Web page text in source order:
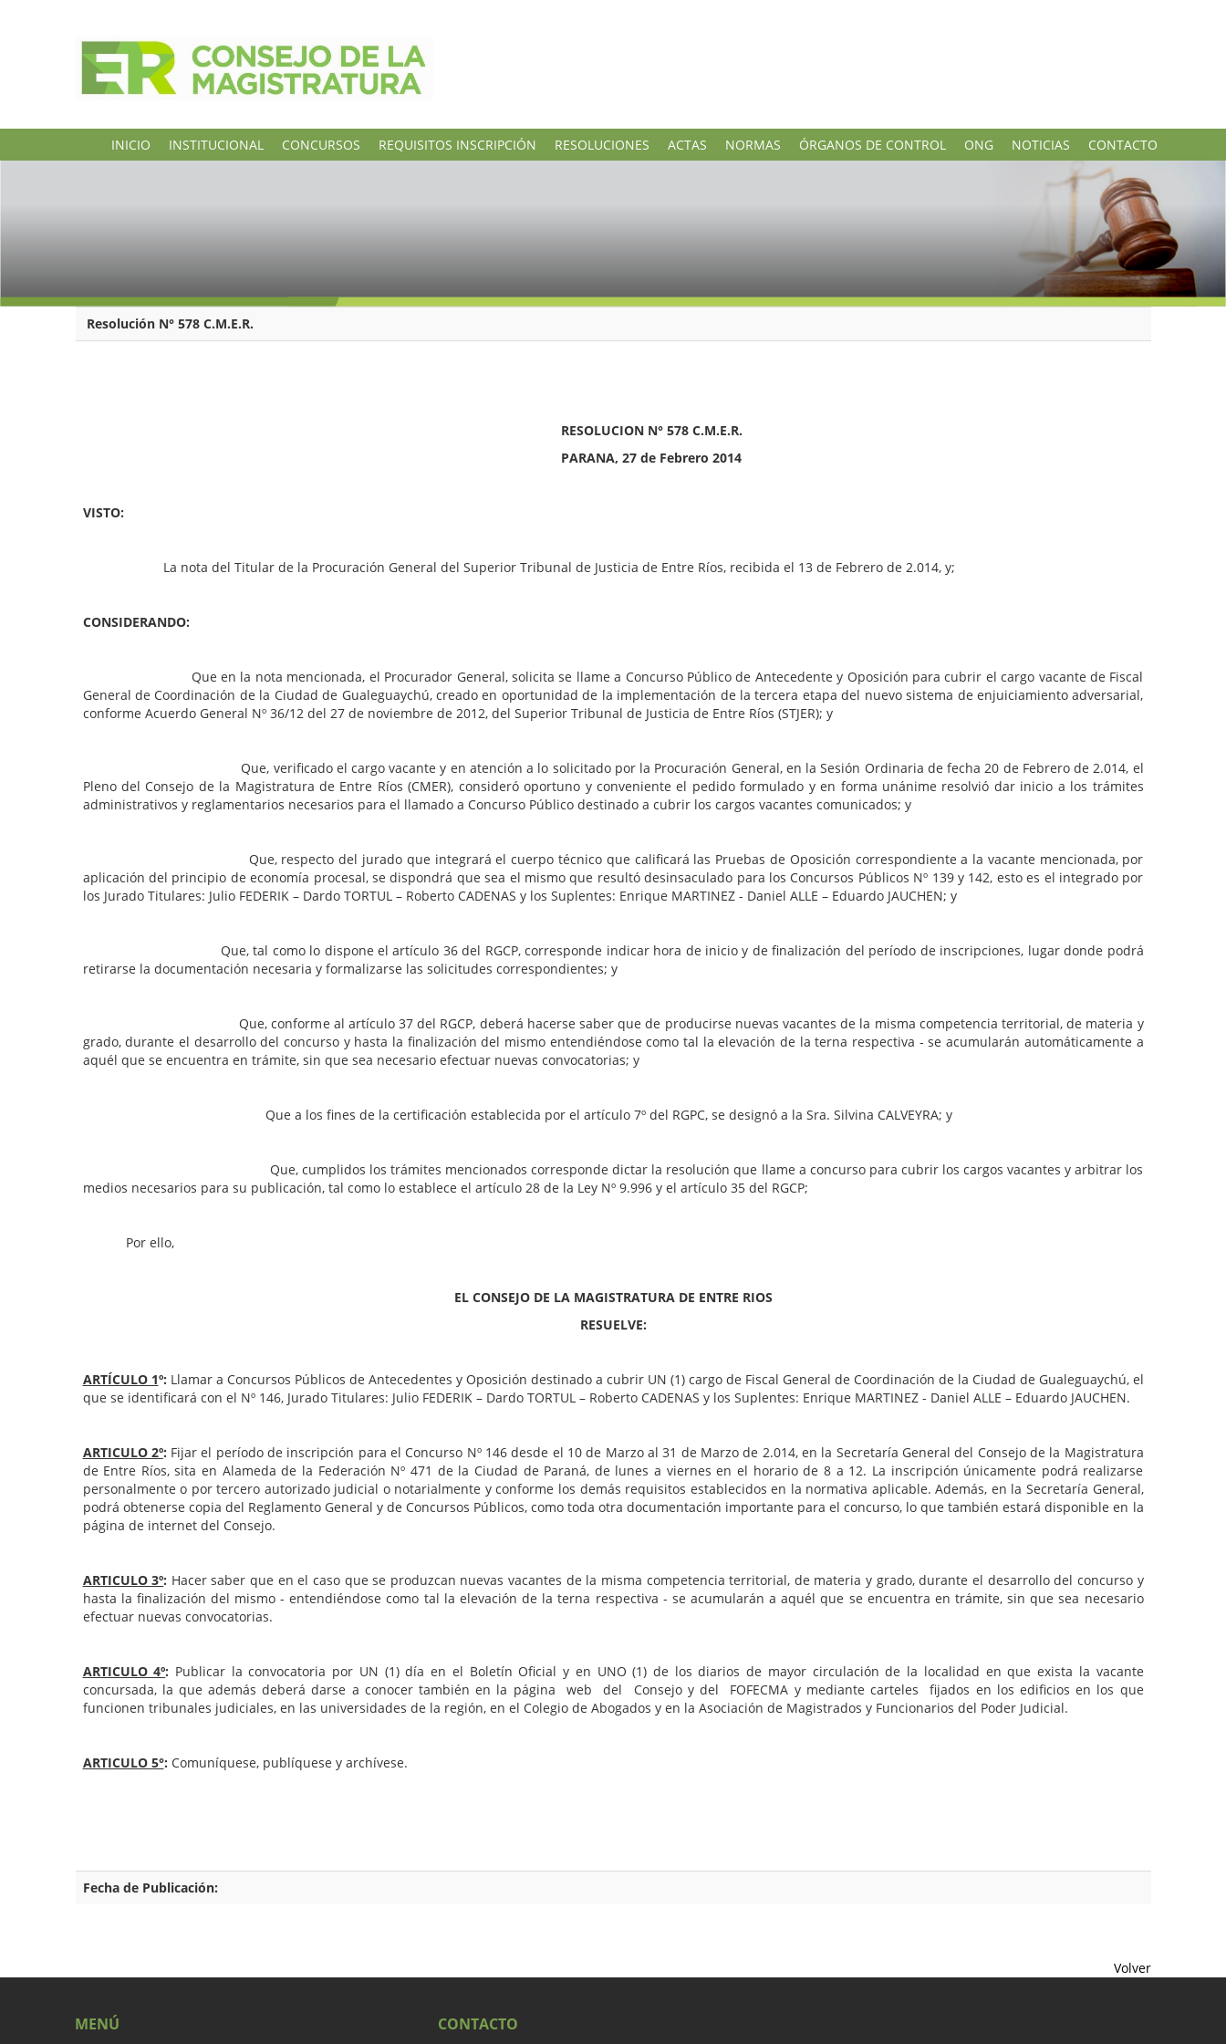
INICIO INSTITUCIONAL CONCURSOS REQUISITOS INSCRIPCIÓN RESOLUCIONES ACTAS NORMAS ÓRGANOS DE CONTROL ONG NOTICIAS CONTACTO
Resolución N° 578 C.M.E.R.
RESOLUCION N° 578 C.M.E.R.
PARANA, 27 de Febrero 2014
VISTO:
La nota del Titular de la Procuración General del Superior Tribunal de Justicia de Entre Ríos, recibida el 13 de Febrero de 2.014, y;
CONSIDERANDO:
Que en la nota mencionada, el Procurador General, solicita se llame a Concurso Público de Antecedente y Oposición para cubrir el cargo vacante de Fiscal
General de Coordinación de la Ciudad de Gualeguaychú, creado en oportunidad de la implementación de la tercera etapa del nuevo sistema de enjuiciamiento adversarial,
conforme Acuerdo General Nº 36/12 del 27 de noviembre de 2012, del Superior Tribunal de Justicia de Entre Ríos (STJER); y
Que, verificado el cargo vacante y en atención a lo solicitado por la Procuración General, en la Sesión Ordinaria de fecha 20 de Febrero de 2.014, el
Pleno del Consejo de la Magistratura de Entre Ríos (CMER), consideró oportuno y conveniente el pedido formulado y en forma unánime resolvió dar inicio a los trámites
administrativos y reglamentarios necesarios para el llamado a Concurso Público destinado a cubrir los cargos vacantes comunicados; y
Que, respecto del jurado que integrará el cuerpo técnico que calificará las Pruebas de Oposición correspondiente a la vacante mencionada, por
aplicación del principio de economía procesal, se dispondrá que sea el mismo que resultó desinsaculado para los Concursos Públicos Nº 139 y 142, esto es el integrado por
los Jurado Titulares: Julio FEDERIK – Dardo TORTUL – Roberto CADENAS y los Suplentes: Enrique MARTINEZ - Daniel ALLE – Eduardo JAUCHEN; y
Que, tal como lo dispone el artículo 36 del RGCP, corresponde indicar hora de inicio y de finalización del período de inscripciones, lugar donde podrá
retirarse la documentación necesaria y formalizarse las solicitudes correspondientes; y
Que, conforme al artículo 37 del RGCP, deberá hacerse saber que de producirse nuevas vacantes de la misma competencia territorial, de materia y
grado, durante el desarrollo del concurso y hasta la finalización del mismo entendiéndose como tal la elevación de la terna respectiva - se acumularán automáticamente a
aquél que se encuentra en trámite, sin que sea necesario efectuar nuevas convocatorias; y
Que a los fines de la certificación establecida por el artículo 7º del RGPC, se designó a la Sra. Silvina CALVEYRA; y
Que, cumplidos los trámites mencionados corresponde dictar la resolución que llame a concurso para cubrir los cargos vacantes y arbitrar los
medios necesarios para su publicación, tal como lo establece el artículo 28 de la Ley Nº 9.996 y el artículo 35 del RGCP;
Por ello,
EL CONSEJO DE LA MAGISTRATURA DE ENTRE RIOS
RESUELVE:
ARTÍCULO 1º: Llamar a Concursos Públicos de Antecedentes y Oposición destinado a cubrir UN (1) cargo de Fiscal General de Coordinación de la Ciudad de Gualeguaychú, el
que se identificará con el Nº 146, Jurado Titulares: Julio FEDERIK – Dardo TORTUL – Roberto CADENAS y los Suplentes: Enrique MARTINEZ - Daniel ALLE – Eduardo JAUCHEN.
ARTICULO 2º: Fijar el período de inscripción para el Concurso Nº 146 desde el 10 de Marzo al 31 de Marzo de 2.014, en la Secretaría General del Consejo de la Magistratura
de Entre Ríos, sita en Alameda de la Federación Nº 471 de la Ciudad de Paraná, de lunes a viernes en el horario de 8 a 12. La inscripción únicamente podrá realizarse
personalmente o por tercero autorizado judicial o notarialmente y conforme los demás requisitos establecidos en la normativa aplicable. Además, en la Secretaría General,
podrá obtenerse copia del Reglamento General y de Concursos Públicos, como toda otra documentación importante para el concurso, lo que también estará disponible en la
página de internet del Consejo.
ARTICULO 3º: Hacer saber que en el caso que se produzcan nuevas vacantes de la misma competencia territorial, de materia y grado, durante el desarrollo del concurso y
hasta la finalización del mismo - entendiéndose como tal la elevación de la terna respectiva - se acumularán a aquél que se encuentra en trámite, sin que sea necesario
efectuar nuevas convocatorias.
ARTICULO 4º: Publicar la convocatoria por UN (1) día en el Boletín Oficial y en UNO (1) de los diarios de mayor circulación de la localidad en que exista la vacante
concursada, la que además deberá darse a conocer también en la página web del Consejo y del FOFECMA y mediante carteles fijados en los edificios en los que
funcionen tribunales judiciales, en las universidades de la región, en el Colegio de Abogados y en la Asociación de Magistrados y Funcionarios del Poder Judicial.
ARTICULO 5°: Comuníquese, publíquese y archívese.
Fecha de Publicación:
Volver
MENÚ CONTACTO